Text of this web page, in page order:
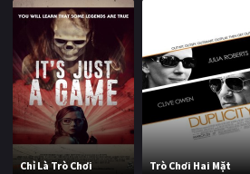
Chỉ Là Trò Chơi Trò Chơi Hai Mặt